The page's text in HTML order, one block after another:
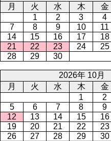
月
火 水 木 金
1
2 3 4
7
8 9 10 11
14
15 16 17 18
21
22 23 24 25
28
29 30
2026年 10月
月
火 水 木 金
1
2
5
6 7 8 9
12
13 14 15 16
19
20 21 22 23
26
27 28 29 30